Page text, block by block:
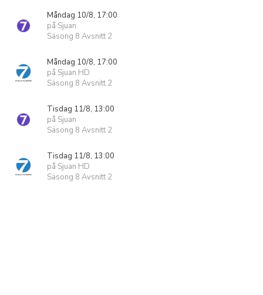
Måndag 10/8, 17:00
på Sjuan
Säsong 8 Avsnitt 2
Måndag 10/8, 17:00
på Sjuan HD
Säsong 8 Avsnitt 2
Tisdag 11/8, 13:00
på Sjuan
Säsong 8 Avsnitt 2
Tisdag 11/8, 13:00
på Sjuan HD
Säsong 8 Avsnitt 2